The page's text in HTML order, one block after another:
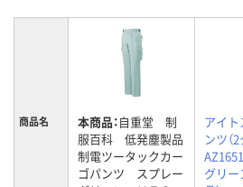
商品名 本商品：自重堂 制
服百科 低発塵製品
制電ツータックカー
ゴパンツ スプレー
アイ
ンツ（
グリ